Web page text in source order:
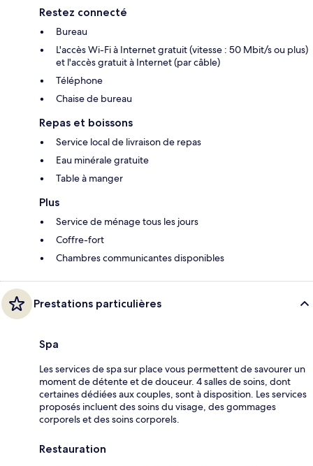
Restez connecté
Bureau
L'accès Wi-Fi à Internet gratuit (vitesse : 50 Mbit/s ou plus)
et l'accès gratuit à Internet (par câble)
Téléphone
Chaise de bureau
Repas et boissons
Service local de livraison de repas
Eau minérale gratuite
Table à manger
Plus
Service de ménage tous les jours
Coffre-fort
Chambres communicantes disponibles
Prestations particulières
Spa
Les services de spa sur place vous permettent de savourer un
moment de détente et de douceur. 4 salles de soins, dont
certaines dédiées aux couples, sont à disposition. Les services
proposés incluent des soins du visage, des gommages
corporels et des soins corporels.
Restauration